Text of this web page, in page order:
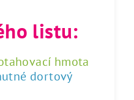
listu:
hmota
dortový